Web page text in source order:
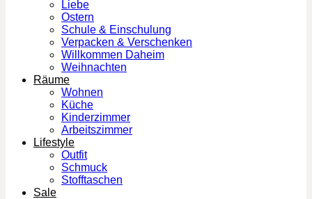
Liebe
Ostern
Schule & Einschulung
Verpacken & Verschenken
Willkommen Daheim
Weihnachten
Räume
Wohnen
Küche
Kinderzimmer
Arbeitszimmer
Lifestyle
Outfit
Schmuck
Stofftaschen
Sale